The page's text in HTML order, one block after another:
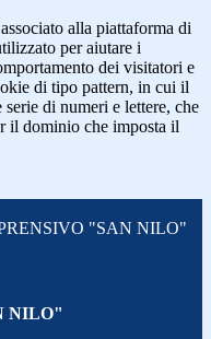
alla piattaforma di
per aiutare i
dei visitatori e
di tipo pattern, in cui il
di numeri e lettere, che
il dominio che imposta il
"SAN NILO"
NILO"